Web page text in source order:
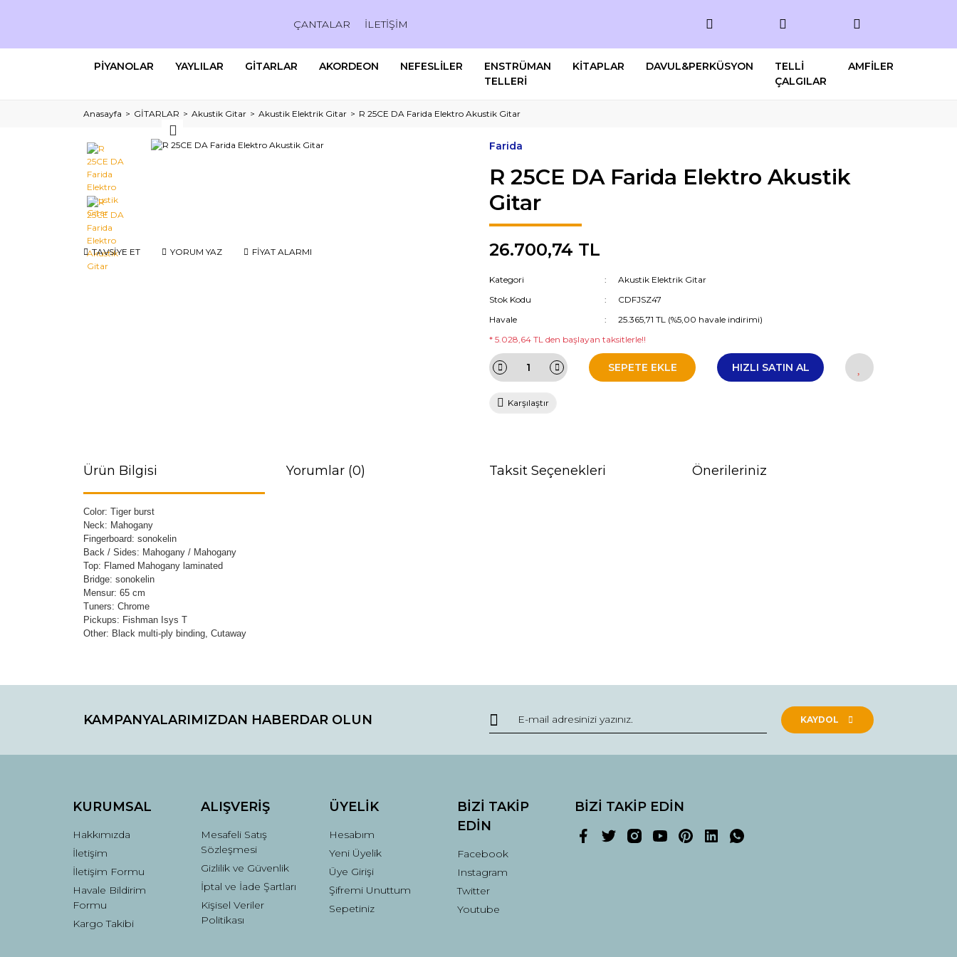
ÇANTALAR İLETİŞİM
PİYANOLAR YAYLILAR GİTARLAR AKORDEON NEFESLİLER
ENSTRÜMAN
TELLERİ
KİTAPLAR DAVUL&PERKÜSYON
TELLİ
ÇALGILAR
AMFİLER
Anasayfa GİTARLAR Akustik Gitar Akustik Elektrik Gitar R 25CE DA Farida Elektro Akustik Gitar
TAVSİYE ET YORUM YAZ FİYAT ALARMI
Farida
R 25CE DA Farida Elektro Akustik
Gitar
26.700,74 TL
Kategori
Akustik Elektrik Gitar
Stok Kodu
CDFJSZ47
Havale
25.365,71 TL (%5,00 havale indirimi)
* 5.028,64 TL den başlayan taksitlerle!!
SEPETE EKLE HIZLI SATIN AL
Karşılaştır
Ürün Bilgisi Yorumlar (0) Taksit Seçenekleri Önerileriniz
Color: Tiger burst
Neck: Mahogany
Fingerboard: sonokelin
Back / Sides: Mahogany / Mahogany
Top: Flamed Mahogany laminated
Bridge: sonokelin
Mensur: 65 cm
Tuners: Chrome
Pickups: Fishman Isys T
Other: Black multi-ply binding, Cutaway
Yorum Yaz
Görüş ve önerileriniz için teşekkür ederiz.
Ürün resmi kalitesiz, bozuk veya görüntülenemiyor.
Bu ürüne benzer farklı alternatifler olmalı.
Gönder
KAMPANYALARIMIZDAN HABERDAR OLUN KAYDOL
KURUMSAL
Hakkımızda
İletişim
İletişim Formu
Havale Bildirim
Formu
Kargo Takibi
ALIŞVERİŞ
Mesafeli Satış
Sözleşmesi
Gizlilik ve Güvenlik
İptal ve İade Şartları
Kişisel Veriler
Politikası
ÜYELİK
Hesabım
Yeni Üyelik
Üye Girişi
Şifremi Unuttum
Sepetiniz
BİZİ TAKİP
EDİN
Facebook
Instagram
Twitter
Youtube
BİZİ TAKİP EDİN